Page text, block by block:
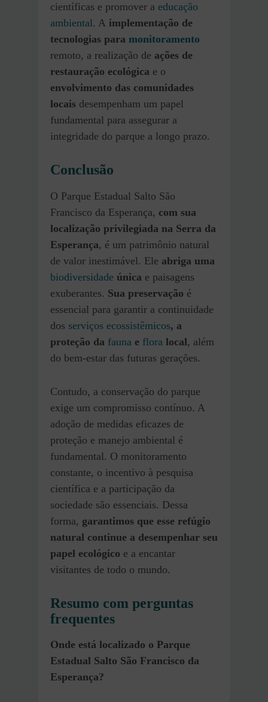
científicas e promover a educação
ambiental. A implementação de
tecnologias para monitoramento
remoto, a realização de ações de
restauração ecológica e o
envolvimento das comunidades
locais desempenham um papel
fundamental para assegurar a
integridade do parque a longo prazo.
Conclusão
O Parque Estadual Salto São
Francisco da Esperança, com sua
localização privilegiada na Serra da
Esperança, é um patrimônio natural
de valor inestimável. Ele abriga uma
biodiversidade única e paisagens
exuberantes. Sua preservação é
essencial para garantir a continuidade
dos serviços ecossistêmicos, a
proteção da fauna e flora local, além
do bem-estar das futuras gerações.
Contudo, a conservação do parque
exige um compromisso contínuo. A
adoção de medidas eficazes de
proteção e manejo ambiental é
fundamental. O monitoramento
constante, o incentivo à pesquisa
científica e a participação da
sociedade são essenciais. Dessa
forma, garantimos que esse refúgio
natural continue a desempenhar seu
papel ecológico e a encantar
visitantes de todo o mundo.
Resumo com perguntas
frequentes
Onde está localizado o Parque
Estadual Salto São Francisco da
Esperança?